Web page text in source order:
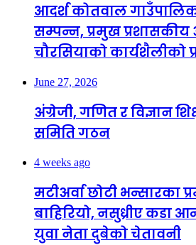
आदर्श कोतवाल
सम्पन्न, प्रमुख
चौरसियाको कार्यशैलीको
June 27, 2026
अंग्रेजी, गणित र विज्ञान
समिति गठन
4 weeks ago
मटीअर्वा छोटी भन्सारका
बाहिरियो, नसुध्रीए कडा
युवा नेता दुबेको चेतावनी